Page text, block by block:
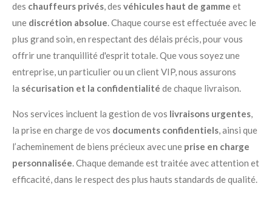
des chauffeurs privés, des véhicules haut de gamme et
une discrétion absolue. Chaque course est effectuée avec le
plus grand soin, en respectant des délais précis, pour vous
offrir une tranquillité d'esprit totale. Que vous soyez une
entreprise, un particulier ou un client VIP, nous assurons
la sécurisation et la confidentialité de chaque livraison.
Nos services incluent la gestion de vos livraisons urgentes,
la prise en charge de vos documents confidentiels, ainsi que
l’acheminement de biens précieux avec une prise en charge
personnalisée. Chaque demande est traitée avec attention et
efficacité, dans le respect des plus hauts standards de qualité.